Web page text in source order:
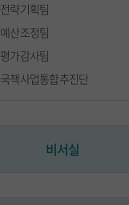
전략기획팀
예산조정팀
평가감사팀
국책사업통합추진단
비서실